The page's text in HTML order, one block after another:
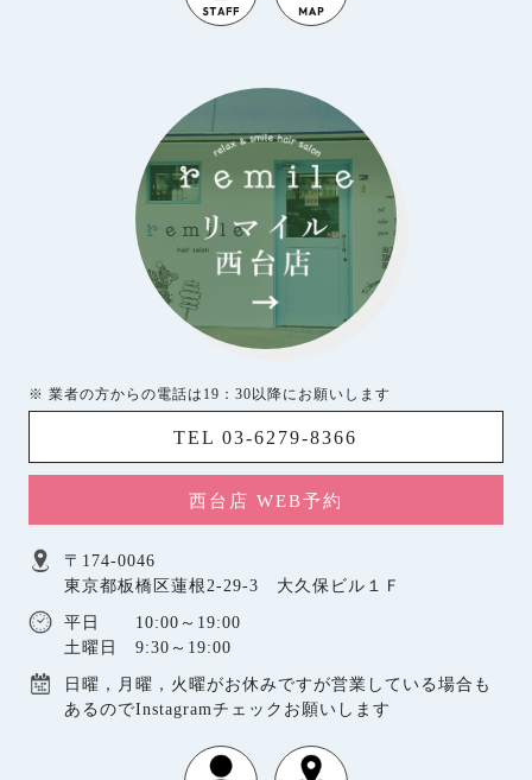
※ 業者の方からの電話は19：30以降にお願いします
TEL 03-6279-8366
西台店 WEB予約
〒174-0046
東京都板橋区蓮根2-29-3 大久保ビル１Ｆ
平日 10:00～19:00
土曜日 9:30～19:00
日曜，月曜，火曜がお休みですが営業している場合も
あるのでInstagramチェックお願いします